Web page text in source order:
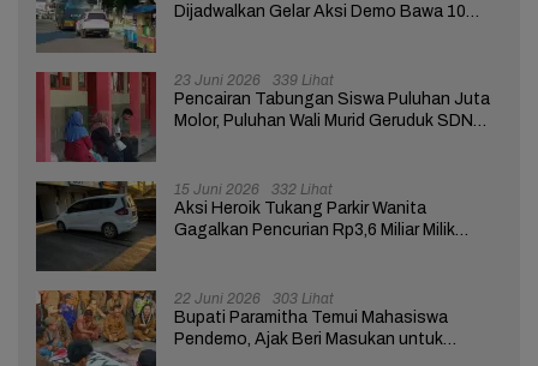
Dijadwalkan Gelar Aksi Demo Bawa 10
23 Juni 2026 339 Lihat
Pencairan Tabungan Siswa Puluhan Juta
Molor, Puluhan Wali Murid Geruduk SDN
15 Juni 2026 332 Lihat
Aksi Heroik Tukang Parkir Wanita
Gagalkan Pencurian Rp3,6 Miliar Milik
22 Juni 2026 303 Lihat
Bupati Paramitha Temui Mahasiswa
Pendemo, Ajak Beri Masukan untuk